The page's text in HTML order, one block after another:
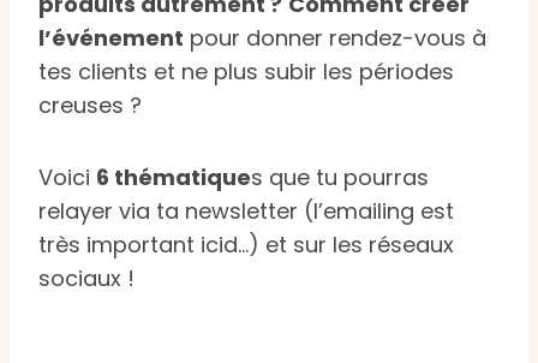
l’événement pour donner rendez-vous à
tes clients et ne plus subir les périodes
creuses ?
Voici 6 thématiques que tu pourras
relayer via ta newsletter (l’emailing est
très important icid…) et sur les réseaux
sociaux !